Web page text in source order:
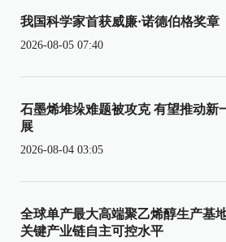
我国科学家首获威廉·诺德伯格奖章
2026-08-05 07:40
石墨烯堆垛难题被攻克 有望推动新
展
2026-08-04 03:05
全球单产最大高端聚乙烯醇生产基
关键产业链自主可控水平